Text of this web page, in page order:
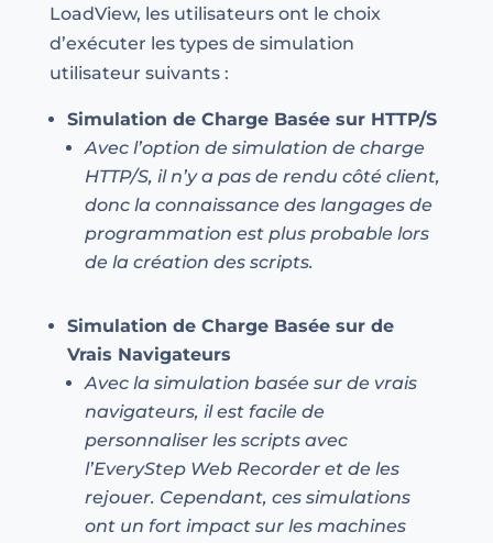
LoadView, les utilisateurs ont le choix
d’exécuter les types de simulation
utilisateur suivants :
Simulation de Charge Basée sur HTTP/S
Avec l’option de simulation de charge
HTTP/S, il n’y a pas de rendu côté client,
donc la connaissance des langages de
programmation est plus probable lors
de la création des scripts.
Simulation de Charge Basée sur de
Vrais Navigateurs
Avec la simulation basée sur de vrais
navigateurs, il est facile de
personnaliser les scripts avec
l’EveryStep Web Recorder et de les
rejouer. Cependant, ces simulations
ont un fort impact sur les machines